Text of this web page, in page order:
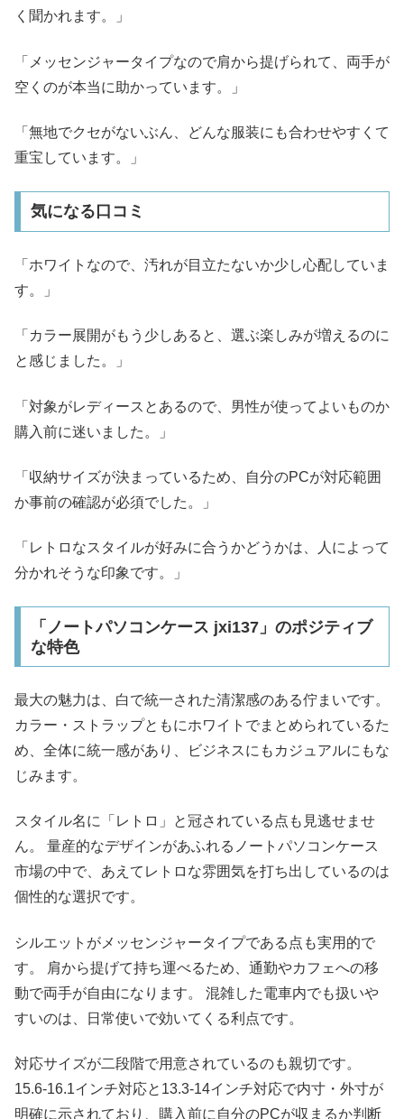
く聞かれます。」
「メッセンジャータイプなので肩から提げられて、両手が
空くのが本当に助かっています。」
「無地でクセがないぶん、どんな服装にも合わせやすくて
重宝しています。」
気になる口コミ
「ホワイトなので、汚れが目立たないか少し心配していま
す。」
「カラー展開がもう少しあると、選ぶ楽しみが増えるのに
と感じました。」
「対象がレディースとあるので、男性が使ってよいものか
購入前に迷いました。」
「収納サイズが決まっているため、自分のPCが対応範囲
か事前の確認が必須でした。」
「レトロなスタイルが好みに合うかどうかは、人によって
分かれそうな印象です。」
「ノートパソコンケース jxi137」のポジティブ
な特色
最大の魅力は、白で統一された清潔感のある佇まいです。
カラー・ストラップともにホワイトでまとめられているた
め、全体に統一感があり、ビジネスにもカジュアルにもな
じみます。
スタイル名に「レトロ」と冠されている点も見逃せませ
ん。 量産的なデザインがあふれるノートパソコンケース
市場の中で、あえてレトロな雰囲気を打ち出しているのは
個性的な選択です。
シルエットがメッセンジャータイプである点も実用的で
す。 肩から提げて持ち運べるため、通勤やカフェへの移
動で両手が自由になります。 混雑した電車内でも扱いや
すいのは、日常使いで効いてくる利点です。
対応サイズが二段階で用意されているのも親切です。
15.6-16.1インチ対応と13.3-14インチ対応で内寸・外寸が
明確に示されており、購入前に自分のPCが収まるか判断